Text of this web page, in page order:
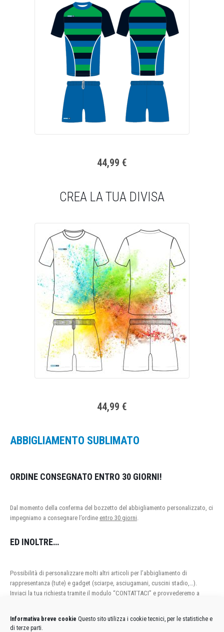
Informativa breve cookie Questo sito utilizza i cookie tecnici, per le statistiche e
di terze parti.
44,99 €
CREA LA TUA DIVISA
44,99 €
ABBIGLIAMENTO SUBLIMATO
ORDINE CONSEGNATO ENTRO 30 GIORNI!
Dal momento della conferma del bozzetto del abbigliamento personalizzato, ci
impegniamo a consegnare l’ordine entro 30 giorni.
ED INOLTRE…
Possibilità di personalizzare molti altri articoli per l’abbigliamento di
rappresentanza (tute) e gadget (sciarpe, asciugamani, cuscini stadio,…).
Inviaci la tua richiesta tramite il modulo “CONTATTACI” e provvederemo a